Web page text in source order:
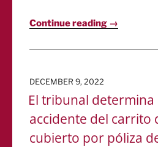
Continue reading →
POSTED
ON
DECEMBER 9, 2022
El tribunal determina
accidente del carrito
cubierto por póliza